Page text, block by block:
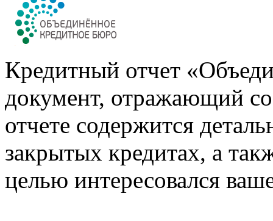
Кредитный отчет
документ, отражающий
отчете содержится
закрытых кредитах, а
целью интересовался